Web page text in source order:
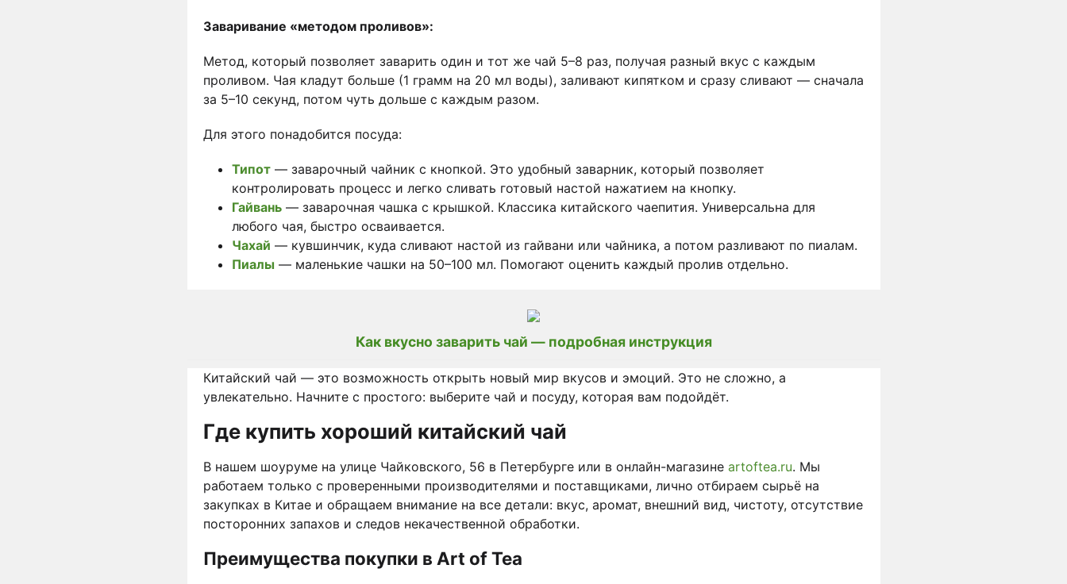
Заваривание «методом проливов»:
Метод, который позволяет заварить один и тот же чай 5–8 раз, получая разный вкус с каждым
проливом. Чая кладут больше (1 грамм на 20 мл воды), заливают кипятком и сразу сливают — сначала
за 5–10 секунд, потом чуть дольше с каждым разом.
Для этого понадобится посуда:
Типот— заварочный чайник с кнопкой. Это удобный заварник, который позволяет
контролировать процесс и легко сливать готовый настой нажатием на кнопку.
Гайвань— заварочная чашка с крышкой. Классика китайского чаепития. Универсальна для
любого чая, быстро осваивается.
Чахай — кувшинчик, куда сливают настой из гайвани или чайника, а потом разливают по пиалам.
Пиалы — маленькие чашки на 50–100 мл. Помогают оценить каждый пролив отдельно.
Как вкусно заварить чай — подробная инструкция
Китайский чай — это возможность открыть новый мир вкусов и эмоций. Это не сложно, а
увлекательно. Начните с простого: выберите чай и посуду, которая вам подойдёт.
Где купить хороший китайский чай
В нашем шоуруме на улице Чайковского, 56 в Петербурге или в онлайн-магазинеartoftea.ru. Мы
работаем только с проверенными производителями и поставщиками, лично отбираем сырьё на
закупках в Китае и обращаем внимание на все детали: вкус, аромат, внешний вид, чистоту, отсутствие
посторонних запахов и следов некачественной обработки.
Преимущества покупки в Art of Tea